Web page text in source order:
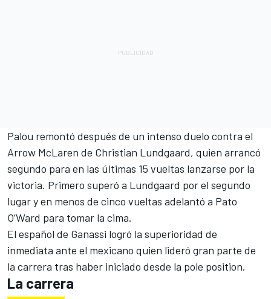
Palou remontó después de un intenso duelo contra el
Arrow McLaren de Christian Lundgaard, quien arrancó
segundo para en las últimas 15 vueltas lanzarse por la
victoria. Primero superó a Lundgaard por el segundo
lugar y en menos de cinco vueltas adelantó a Pato
O’Ward para tomar la cima.
El español de Ganassi logró la superioridad de
inmediata ante el mexicano quien lideró gran parte de
la carrera tras haber iniciado desde la pole position.
La carrera